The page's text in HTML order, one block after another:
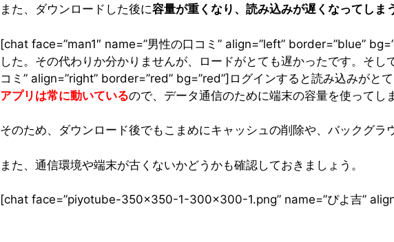
また、ダウンロードした後に容量が重くなり、読み込みが遅くなってしま
[chat face=”man1″ name=”男性の口コミ” align=”left” border=”blue”
した。その代わりか分かりませんが、ロードがとても遅かったです。そ
コミ” align=”right” border=”red” bg=”red”]ログインすると読み込みがと
アプリは常に動いているので、データ通信のために端末の容量を使ってし
そのため、ダウンロード後でもこまめにキャッシュの削除や、バックグラ
また、通信環境や端末が古くないかどうかも確認しておきましょう。
[chat face=”piyotube-350×350-1-300×300-1.png” name=”ぴよ吉”